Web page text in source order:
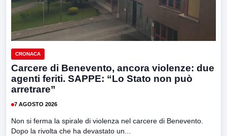
CRONACA
Carcere di Benevento, ancora violenze: due
agenti feriti. SAPPE: “Lo Stato non può
arretrare”
7 AGOSTO 2026
Non si ferma la spirale di violenza nel carcere di Benevento.
Dopo la rivolta che ha devastato un...